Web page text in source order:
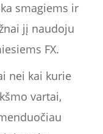
smagiems ir
jį naudoju
FX.
nei kai kurie
vartai,